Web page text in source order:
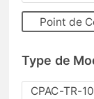
Point de
Type de
CPAC-TR-